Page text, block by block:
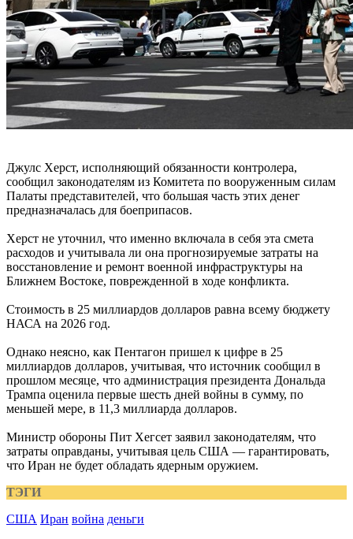
Джулс Херст, исполняющий обязанности контролера,
сообщил законодателям из Комитета по вооруженным силам
Палаты представителей, что большая часть этих денег
предназначалась для боеприпасов.
Херст не уточнил, что именно включала в себя эта смета
расходов и учитывала ли она прогнозируемые затраты на
восстановление и ремонт военной инфраструктуры на
Ближнем Востоке, поврежденной в ходе конфликта.
Стоимость в 25 миллиардов долларов равна всему бюджету
НАСА на 2026 год.
Однако неясно, как Пентагон пришел к цифре в 25
миллиардов долларов, учитывая, что источник сообщил в
прошлом месяце, что администрация президента Дональда
Трампа оценила первые шесть дней войны в сумму, по
меньшей мере, в 11,3 миллиарда долларов.
Министр обороны Пит Хегсет заявил законодателям, что
затраты оправданы, учитывая цель США — гарантировать,
что Иран не будет обладать ядерным оружием.
ТЭГИ
США Иран война деньги